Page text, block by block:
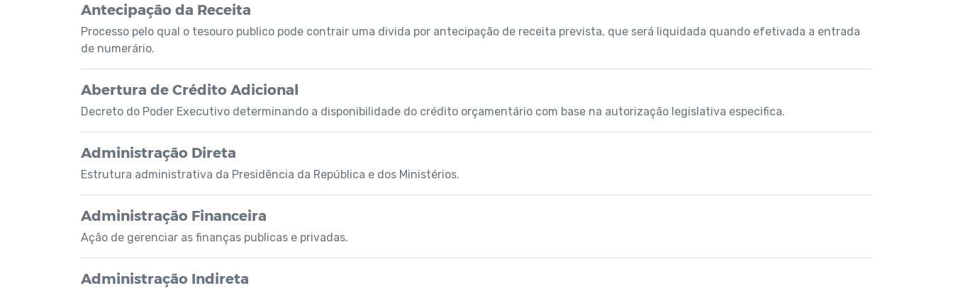
Antecipação da Receita
Processo pelo qual o tesouro publico pode contrair uma divida por antecipação de receita prevista, que será liquidada quando efetivada a entrada
de numerário.
Abertura de Crédito Adicional
Decreto do Poder Executivo determinando a disponibilidade do crédito orçamentário com base na autorização legislativa especifica.
Administração Direta
Estrutura administrativa da Presidência da República e dos Ministérios.
Administração Financeira
Ação de gerenciar as finanças publicas e privadas.
Administração Indireta